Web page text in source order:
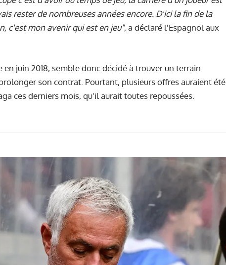
rester de nombreuses années encore. D'ici la fin de la
c'est mon avenir qui est en jeu", a déclaré l'Espagnol aux
juin 2018, semble donc décidé à trouver un terrain
son contrat. Pourtant, plusieurs offres auraient été
ces derniers mois, qu'il aurait toutes repoussées.